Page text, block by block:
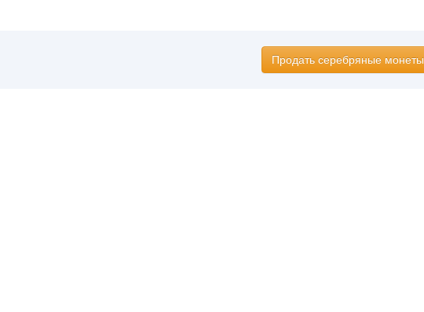
Продать серебряные монеты